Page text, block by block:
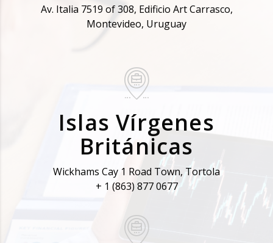
Av. Italia 7519 of 308, Edificio Art Carrasco,
Montevideo, Uruguay
Islas Vírgenes
Británicas
Wickhams Cay 1 Road Town, Tortola
+ 1 (863) 877 0677